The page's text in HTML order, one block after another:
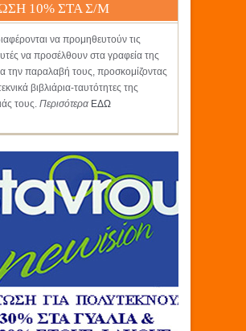
10% ΣΤΑ Σ/Μ
να προμηθευτούν τις
να προσέλθουν στα γραφεία της
την παραλαβή τους, προσκομίζοντας
βιβλιάρια-ταυτότητες της
τους. Περισότερα ΕΔΩ